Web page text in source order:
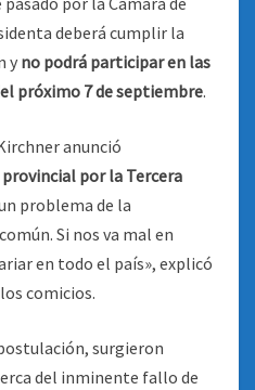
deberá cumplir la
y no podrá participar en las
próximo 7 de septiembre.
anunció
por la Tercera
problema de la
Si nos va mal en
en todo el país», explicó
comicios.
surgieron
del inminente fallo de